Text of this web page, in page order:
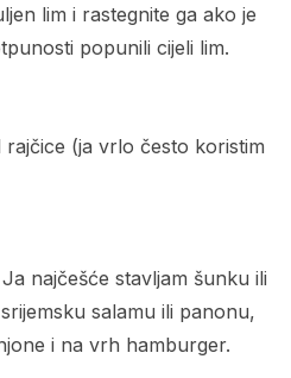
lim i rastegnite ga ako je
popunili cijeli lim.
(ja vrlo često koristim
najčešće stavljam šunku ili
salamu ili panonu,
i na vrh hamburger.